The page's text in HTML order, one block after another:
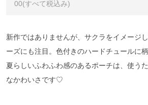
00(すべて税込み)
新作ではありませんが、サクラをイメージ
ーズにも注目。色付きのハードチュールに
夏らしいふわふわ感のあるポーチは、使う
なかわいさです♡